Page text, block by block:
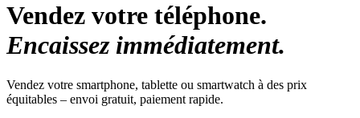
Vendez votre téléphone.
Encaissez immédiatement.
Vendez votre smartphone, tablette ou smartwatch à des prix
équitables – envoi gratuit, paiement rapide.